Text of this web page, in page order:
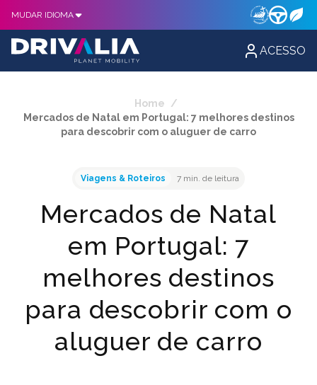
MUDAR IDIOMA
ACESSO
Home
/
Mercados de Natal em Portugal: 7 melhores destinos
para descobrir com o aluguer de carro
Viagens & Roteiros 7 min. de leitura
Mercados de Natal
em Portugal: 7
melhores destinos
para descobrir com o
aluguer de carro